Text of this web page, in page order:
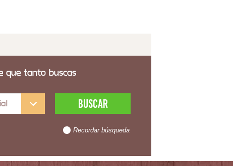
que tanto buscas
Recordar búsqueda